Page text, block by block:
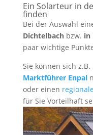
Ein Solarteur in
finden
Bei der Auswahl
Dichtelbachbzw. in
paar wichtige
Sie können sich
Marktführer Enpal
oder einen
für Sie Vorteilhaft